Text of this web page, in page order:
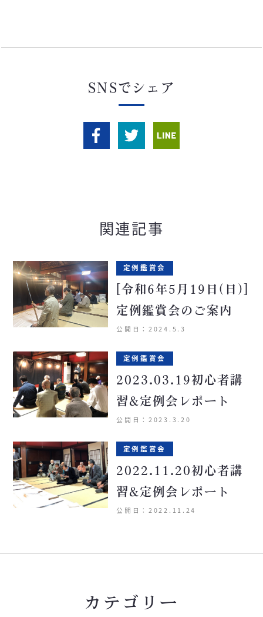
SNSでシェア
関連記事
定例鑑賞会
[令和6年5月19日(日)]
定例鑑賞会のご案内
公開日：2024.5.3
定例鑑賞会
2023.03.19初心者講
習&定例会レポート
公開日：2023.3.20
定例鑑賞会
2022.11.20初心者講
習&定例会レポート
公開日：2022.11.24
カテゴリー